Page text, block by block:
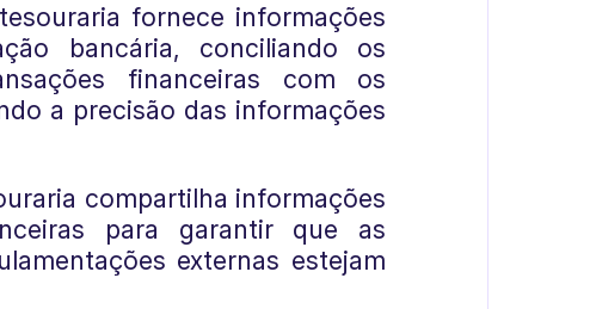
fornece informações
bancária, conciliando os
financeiras com os
a precisão das informações
compartilha informações
para garantir que as
externas estejam